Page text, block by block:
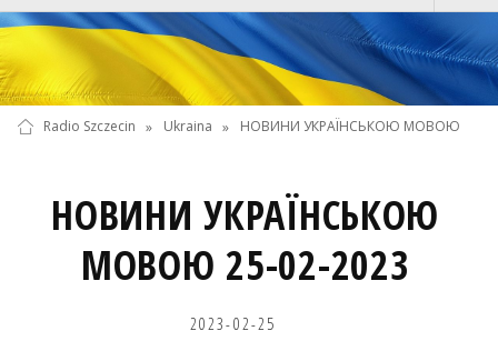
Radio Szczecin » Ukraina » НОВИНИ УКРАЇНСЬКОЮ МОВОЮ
НОВИНИ УКРАЇНСЬКОЮ
МОВОЮ 25-02-2023
2023-02-25